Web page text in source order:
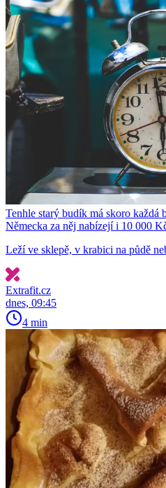
Tenhle starý budík má skoro každá
Německa za něj nabízejí i 10 000
Leží ve sklepě, v krabici na půdě
Extrafit.cz
dnes, 09:45
4 min